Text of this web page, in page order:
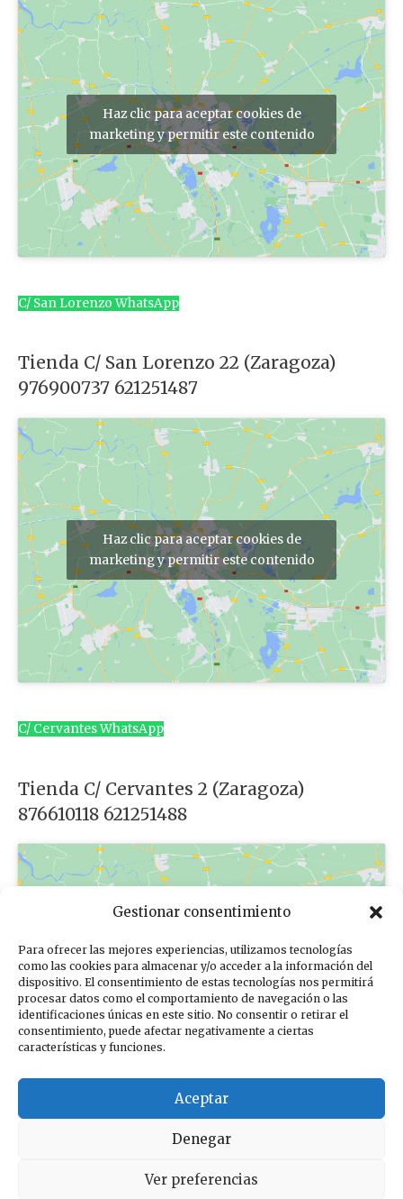
Gestionar consentimiento
Para ofrecer las mejores experiencias, utilizamos tecnologías
como las cookies para almacenar y/o acceder a la información del
dispositivo. El consentimiento de estas tecnologías nos permitirá
procesar datos como el comportamiento de navegación o las
identificaciones únicas en este sitio. No consentir o retirar el
consentimiento, puede afectar negativamente a ciertas
características y funciones.
Aceptar
Denegar
Ver preferencias
:
Haz clic para aceptar cookies de
marketing y permitir este contenido
C/ San Lorenzo WhatsApp
Tienda C/ San Lorenzo 22 (Zaragoza)
976900737 621251487
Haz clic para aceptar cookies de
marketing y permitir este contenido
C/ Cervantes WhatsApp
Tienda C/ Cervantes 2 (Zaragoza)
876610118 621251488
Haz clic para aceptar cookies de
marketing y permitir este contenido
Compromiso con la protección de datos personales